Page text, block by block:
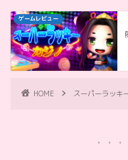
ゲームレビュー
HOME スーパーラッキ